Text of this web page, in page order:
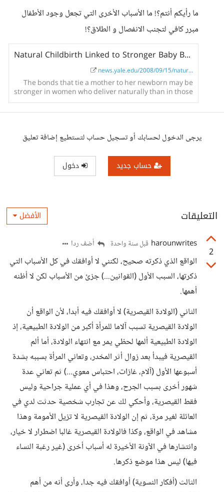
ما رأيكم أنتم؟! ما الأسباب الأخرى التي تجعل وجود الأطفال
مبرر كافي لتجنب الانفصال و الطلاق؟!
Natural Childbirth Linked to Stronger Baby Bonding Than C-Sections
news.yale.edu/2008/09/15/natur...
The bonds that tie a mother to her newborn may be
stronger in women who deliver naturally than in those
who deliver by cesarean section, according to a study
published by Yale School of Medicine researchers in
يرجى الدخول لحسابك أو تسجيل حساب لتستطيع إضافة تعليق
حساب جديد دخول
التعليقات الأفضل
2
harounwrites قبل سنة واحدة أضف ردا
الواقع الذي ذكرته صحيح، لكنني لا أوافقك في كل الأسباب التي
ذكرتها، السبب الأول (القوانين...) جزئ من الأسباب لكن لا أظنه
أهمها.
الثاني (الولادة القيصرية) لا أوافقك فيه أبدا، لأن الواقع أن
الولادة القيصرية تسبب آلاما للمرأة أكبر من الولادة الطبيعية، إذ
الولادة الطبيعية ألمها لحظي يمر مع انتهاء الولادة، أما ألم
القيصرية فيبدأ بعد زوال أثر المخدر، وتعاني المرأة بسببه بشدة
أسبوعها الأول (آلام، غازات، احتباس معوي...) ثم تعاني عدة
شهور أخرى بسبب الجرح، وهذا في أي عملية جراحية وليس
فقط القيصرية، وأحكي لك عن تجارب شخصية حدثت لدي في
العائلة لغير مرة، ثم إن الولادة القيصرية لا تزيل الأمومة وهذا
مشاهد في الواقع، وكذا فالولادة القيصرية غالبا اضطرار لا خيار،
وانتشارها في الآونة الأخيرة له أسباب أخرى (غير رغبة النساء
فيها) ليس هذا موضع ذكرها.
الثالث (أفكار النسوية) أوافقك فيه جدا، وأرى أنه من أهم